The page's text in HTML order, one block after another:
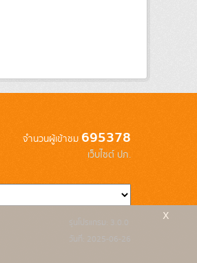
จำนวนผู้เข้าชม 695378
เว็บไซต์ ปภ.
รุ่นโปรแกรม: 3.0.0
วันที่: 2025-06-26
x